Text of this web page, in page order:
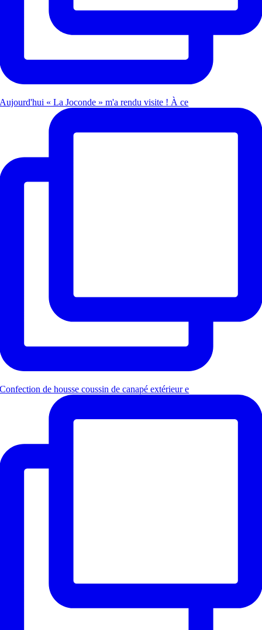
Aujourd'hui « La Joconde » m'a rendu visite ! À ce
Confection de housse coussin de canapé extérieur e